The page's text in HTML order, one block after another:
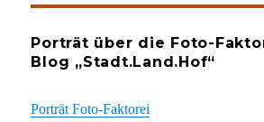
Porträt über die Foto-
Blog „Stadt.Land.Hof“
Porträt Foto-Faktorei